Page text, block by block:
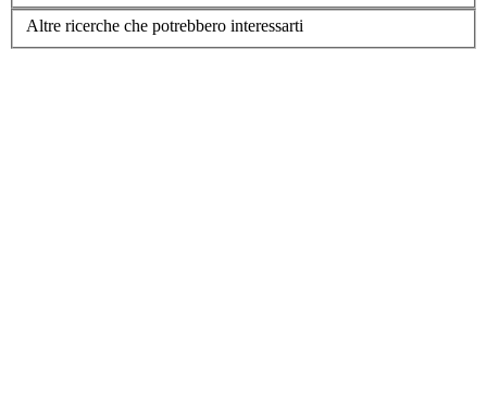
Altre ricerche che potrebbero interessarti